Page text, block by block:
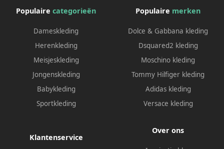
Populaire categorieën
Dameskleding
Herenkleding
Meisjeskleding
Jongenskleding
Babykleding
Sportkleding
Populaire merken
Dolce & Gabbana kleding
Dsquared2 kleding
Moschino kleding
Tommy Hilfiger kleding
Adidas kleding
Versace kleding
Klantenservice
Over ons